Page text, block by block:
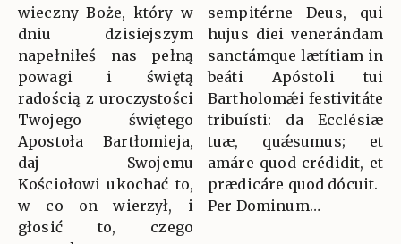
wieczny Boże, który w
dniu dzisiejszym
napełniłeś nas pełną
powagi i świętą
radością z uroczystości
Twojego świętego
Apostoła Bartłomieja,
daj Swojemu
Kościołowi ukochać to,
w co on wierzył, i
głosić to, czego
sempitérne Deus, qui
hujus diei venerándam
sanctámque lætítiam in
beáti Apóstoli tui
Bartholomǽi festivitáte
tribuísti: da Ecclésiæ
tuæ, quǽsumus; et
amáre quod crédidit, et
prædicáre quod dócuit.
Per Dominum…